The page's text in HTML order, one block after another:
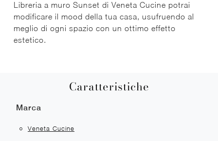
Libreria a muro Sunset di Veneta Cucine potrai
modificare il mood della tua casa, usufruendo al
meglio di ogni spazio con un ottimo effetto
estetico.
Caratteristiche
Marca
Veneta Cucine